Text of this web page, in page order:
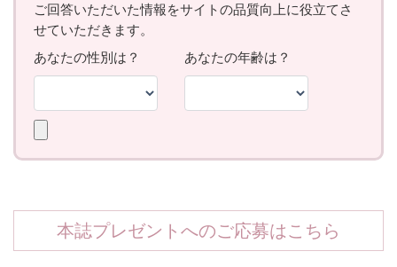
本誌プレゼントへのご応募はこちら